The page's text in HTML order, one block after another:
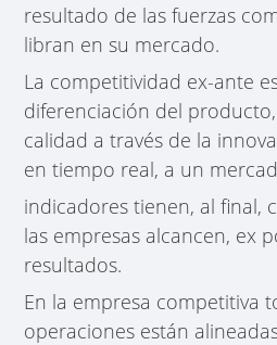
resultado de las fuerzas
libran en su mercado.
La competitividad ex-ante
diferenciación del
calidad a través de la
en tiempo real, a un
indicadores tienen, al final,
las empresas alcancen, ex
resultados.
En la empresa competitiva
operaciones están